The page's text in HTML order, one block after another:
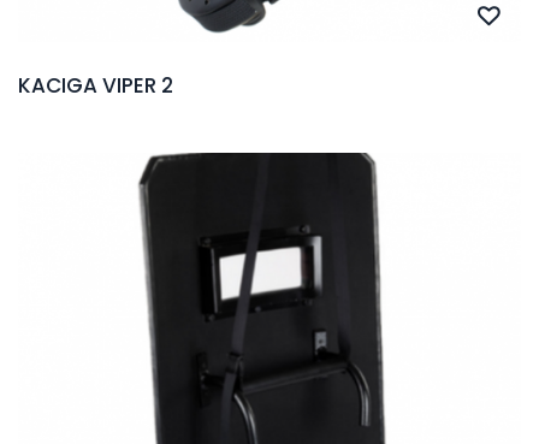
KACIGA VIPER 2